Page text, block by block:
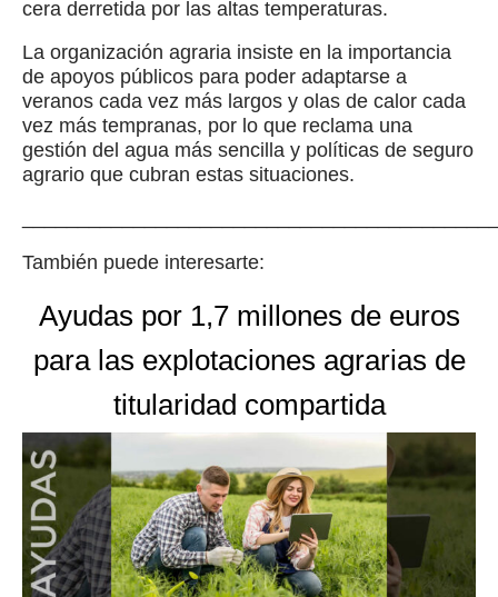
cera derretida por las altas temperaturas.
La organización agraria insiste en la importancia
de apoyos públicos para poder adaptarse a
veranos cada vez más largos y olas de calor cada
vez más tempranas, por lo que reclama una
gestión del agua más sencilla y políticas de seguro
agrario que cubran estas situaciones.
También puede interesarte:
Ayudas por 1,7 millones de euros
para las explotaciones agrarias de
titularidad compartida